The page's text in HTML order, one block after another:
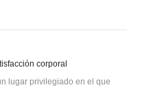
corporal
lugar privilegiado en el que